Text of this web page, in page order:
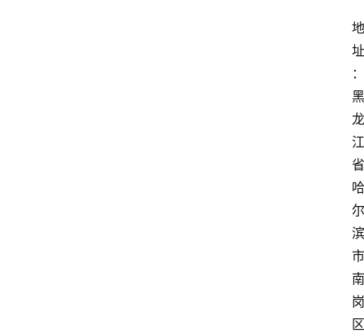
地
址
：
黑
龙
江
省
哈
尔
滨
市
南
岗
区